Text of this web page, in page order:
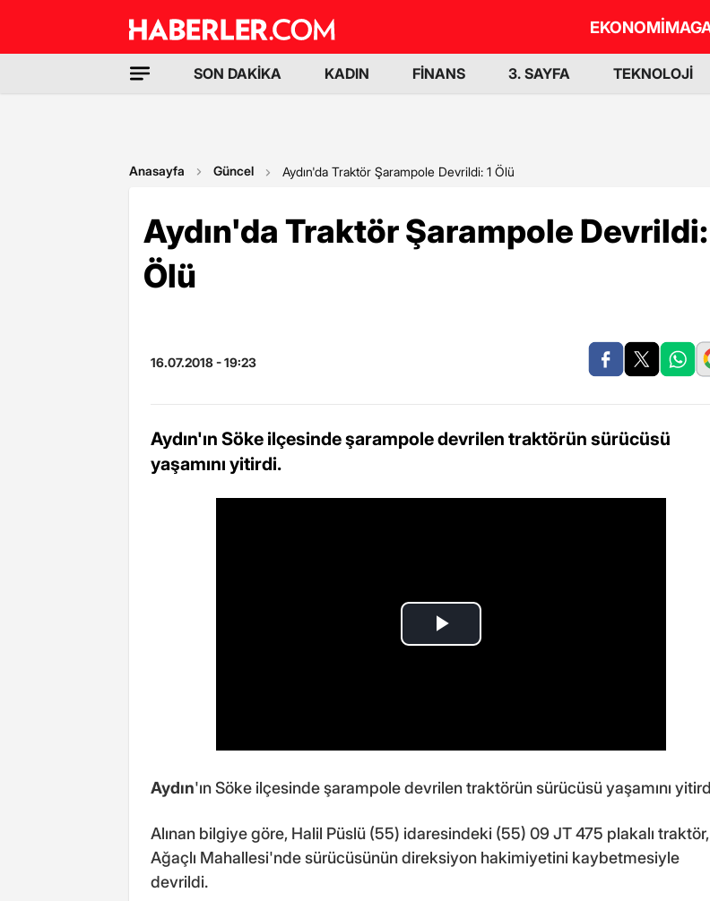
EKONOMİ
SON DAKİKA KADIN FİNANS 3. SAYFA TEKNOLOJİ
Anasayfa Güncel Aydın'da Traktör Şarampole Devrildi: 1 Ölü
Aydın'da Traktör Şarampole Devrildi:
Ölü
16.07.2018 - 19:23
Aydın'ın Söke ilçesinde şarampole devrilen traktörün sürücüsü
yaşamını yitirdi.
Aydın'ın Söke ilçesinde şarampole devrilen traktörün sürücüsü yaşamını
Alınan bilgiye göre, Halil Püslü (55) idaresindeki (55) 09 JT 475 plakalı traktör,
Ağaçlı Mahallesi'nde sürücüsünün direksiyon hakimiyetini kaybetmesiyle
devrildi.